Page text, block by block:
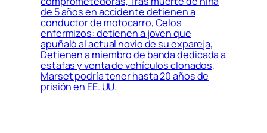
de 5 años en accidente detienen a
conductor de motocarro, Celos
enfermizos: detienen a joven que
apuñaló al actual novio de su expareja,
Detienen a miembro de banda dedicada a
estafas y venta de vehículos clonados,
Marset podría tener hasta 20 años de
prisión en EE. UU.